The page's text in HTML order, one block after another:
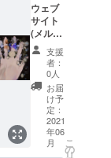
ウェブ
サイト
(メルカ
リ、ラ
クマ、
BASE
、イン
スタグ
ラム
(@qlair
_de_lun
e)、ミ
支援
者：
0人
お届
け予
定：
2021
年06
月
こ
の